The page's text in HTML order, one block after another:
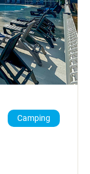
Camping